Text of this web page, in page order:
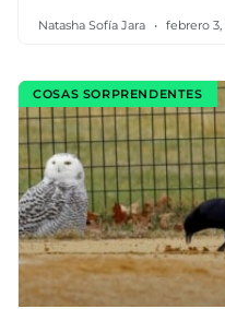
Natasha Sofía Jara febrero 3,
COSAS SORPRENDENTES